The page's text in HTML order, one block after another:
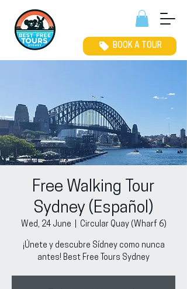
BOOK A TOUR
Free Walking Tour
Sydney (Español)
Wed, 24 June Circular Quay (Wharf 6)
¡Únete y descubre Sídney como nunca
antes! Best Free Tours Sydney